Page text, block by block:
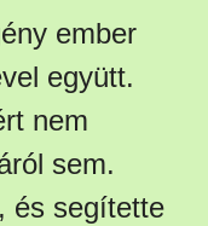
ember
együtt.
nem
sem.
és segítette